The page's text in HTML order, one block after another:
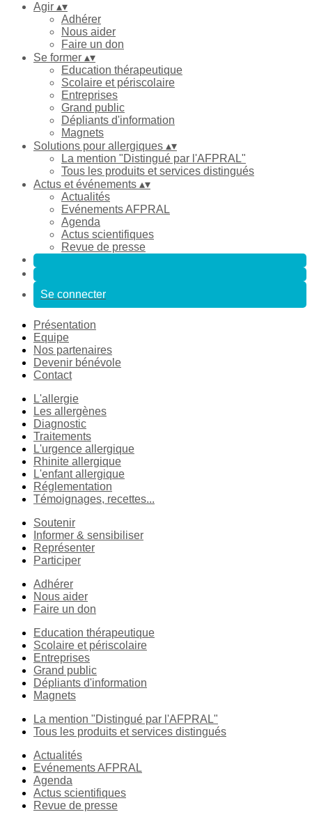
Agir ▴▾
Adhérer
Nous aider
Faire un don
Se former ▴▾
Education thérapeutique
Scolaire et périscolaire
Entreprises
Grand public
Dépliants d'information
Magnets
Solutions pour allergiques ▴▾
La mention "Distingué par l'AFPRAL"
Tous les produits et services distingués
Actus et événements ▴▾
Actualités
Evénements AFPRAL
Agenda
Actus scientifiques
Revue de presse
Se connecter
Présentation
Equipe
Nos partenaires
Devenir bénévole
Contact
L'allergie
Les allergènes
Diagnostic
Traitements
L'urgence allergique
Rhinite allergique
L'enfant allergique
Réglementation
Témoignages, recettes...
Soutenir
Informer & sensibiliser
Représenter
Participer
Adhérer
Nous aider
Faire un don
Education thérapeutique
Scolaire et périscolaire
Entreprises
Grand public
Dépliants d'information
Magnets
La mention "Distingué par l'AFPRAL"
Tous les produits et services distingués
Actualités
Evénements AFPRAL
Agenda
Actus scientifiques
Revue de presse